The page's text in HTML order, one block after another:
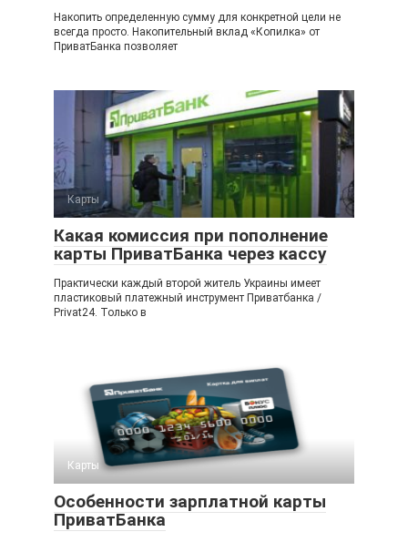
Накопить определенную сумму для конкретной цели не
всегда просто. Накопительный вклад «Копилка» от
ПриватБанка позволяет
Карты
Какая комиссия при пополнение
карты ПриватБанка через кассу
Практически каждый второй житель Украины имеет
пластиковый платежный инструмент Приватбанка /
Privat24. Только в
Карты
Особенности зарплатной карты
ПриватБанка